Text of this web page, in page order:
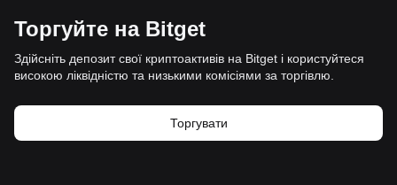
Торгуйте на Bitget
Здійсніть депозит свої криптоактивів на Bitget і користуйтеся
високою ліквідністю та низькими комісіями за торгівлю.
Торгувати